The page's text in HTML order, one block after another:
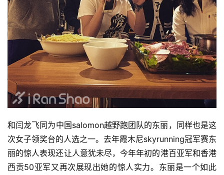
和闫龙飞同为中国salomon越野跑团队的东丽，同样也是这
次女子领奖台的人选之一。去年霞木尼skyrunning冠军赛东
丽的惊人表现还让人意犹未尽，今年年初的港百亚军和香港
西贡50亚军又再次展现出她的惊人实力。东丽是一个如此